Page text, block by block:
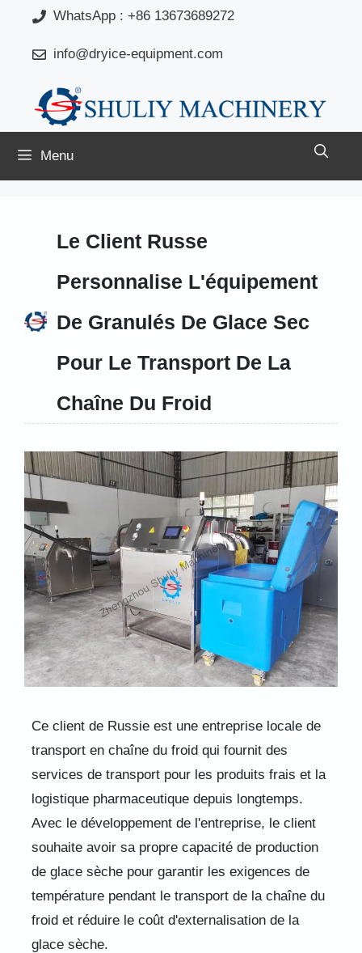
contenu
WhatsApp : +86 13673689272
info@dryice-equipment.com
Menu
Le Client Russe
Personnalise L'équipement
De Granulés De Glace Sec
Pour Le Transport De La
Chaîne Du Froid
Ce client de Russie est une entreprise locale de
transport en chaîne du froid qui fournit des
services de transport pour les produits frais et la
logistique pharmaceutique depuis longtemps.
Avec le développement de l'entreprise, le client
souhaite avoir sa propre capacité de production
de glace sèche pour garantir les exigences de
température pendant le transport de la chaîne du
froid et réduire le coût d'externalisation de la
glace sèche.